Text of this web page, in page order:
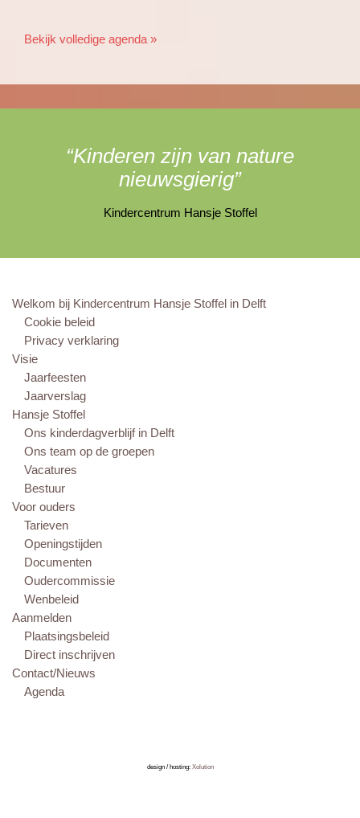
Bekijk volledige agenda »
“Kinderen zijn van nature
nieuwsgierig”
Kindercentrum Hansje Stoffel
Welkom bij Kindercentrum Hansje Stoffel in Delft
Cookie beleid
Privacy verklaring
Visie
Jaarfeesten
Jaarverslag
Hansje Stoffel
Ons kinderdagverblijf in Delft
Ons team op de groepen
Vacatures
Bestuur
Voor ouders
Tarieven
Openingstijden
Documenten
Oudercommissie
Wenbeleid
Aanmelden
Plaatsingsbeleid
Direct inschrijven
Contact/Nieuws
Agenda
design / hosting: Xolution